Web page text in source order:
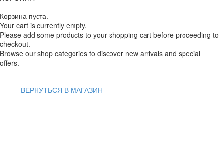
Корзина пуста.
Your cart is currently empty.
Please add some products to your shopping cart before proceeding to
checkout.
Browse our shop categories to discover new arrivals and special
offers.
ВЕРНУТЬСЯ В МАГАЗИН